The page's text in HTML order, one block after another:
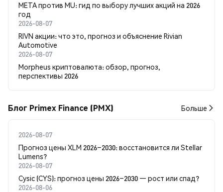
META против MU: гид по выбору лучших акций на 2026
год
2026-08-07
RIVN акции: что это, прогноз и объяснение Rivian
Automotive
2026-08-07
Morpheus криптовалюта: обзор, прогноз,
перспективы 2026
Блог Primex Finance (PMX) Больше
2026-08-07
Прогноз цены XLM 2026–2030: восстановится ли Stellar
Lumens?
2026-08-07
Cysic (CYS): прогноз цены 2026–2030 — рост или спад?
2026-08-06